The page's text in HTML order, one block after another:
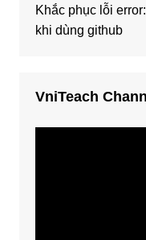
Khắc phục lỗi
khi dùng github
VniTeach